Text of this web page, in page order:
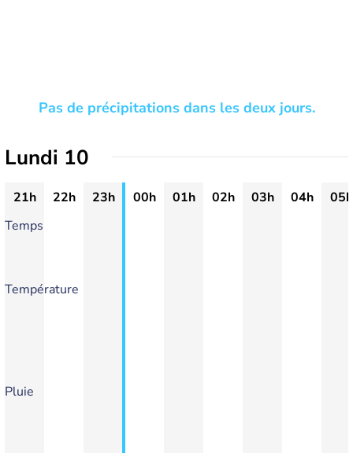
Pas de précipitations dans les deux jours.
Lundi 10
21h 22h 23h 00h 01h 02h 03h 04h
05h
Temps
Température
Pluie